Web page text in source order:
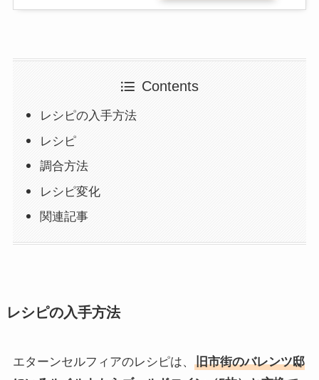
Contents
レシピの入手方法
レシピ
調合方法
レシピ変化
関連記事
レシピの入手方法
エターンセルフィアのレシピは、
旧市街のバレンツ邸